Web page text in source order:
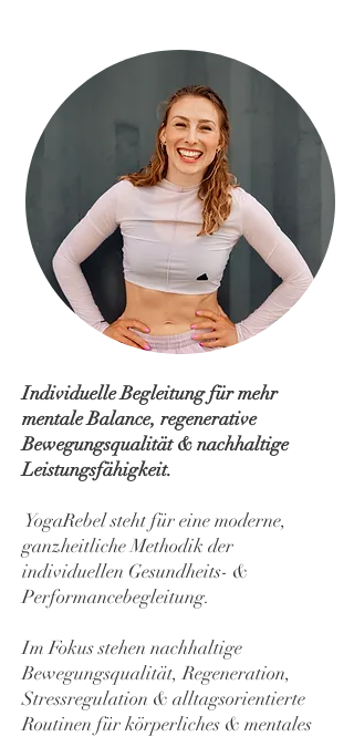
Individuelle Begleitung für mehr
mentale Balance, regenerative
Bewegungsqualität & nachhaltige
Leistungsfähigkeit.
YogaRebel steht für eine moderne,
ganzheitliche Methodik der
individuellen Gesundheits- &
Performancebegleitung.
Im Fokus stehen nachhaltige
Bewegungsqualität, Regeneration,
Stressregulation & alltagsorientierte
Routinen für körperliches & mentales